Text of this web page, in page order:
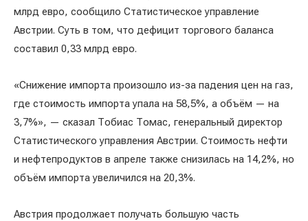
млрд евро, сообщило Статистическое управление
Австрии. Суть в том, что дефицит торгового баланса
составил 0,33 млрд евро.
«Снижение импорта произошло из-за падения цен на газ,
где стоимость импорта упала на 58,5%, а объём — на
3,7%», — сказал Тобиас Томас, генеральный директор
Статистического управления Австрии. Стоимость нефти
и нефтепродуктов в апреле также снизилась на 14,2%, но
объём импорта увеличился на 20,3%.
Австрия продолжает получать большую часть